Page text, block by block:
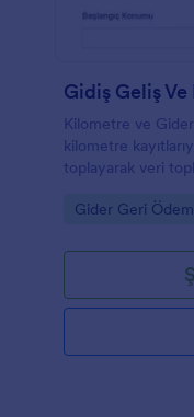
Gidiş Geliş
Kilometre ve
kilometre
toplayarak veri
birimleri için
Go to Category:
Gider Geri